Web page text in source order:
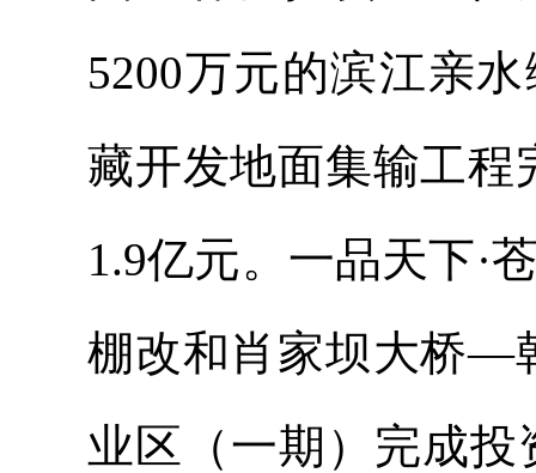
5200万元的滨江亲
藏开发地面集输工程
1.9亿元。一品天下·
棚改和肖家坝大桥—
业区（一期）完成投